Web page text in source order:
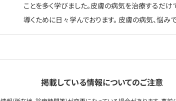
ことを多く学びました。皮膚の病気を治療するだ
導くために日々学んでおります。 皮膚の病気、悩み
掲載している情報についてのご注意